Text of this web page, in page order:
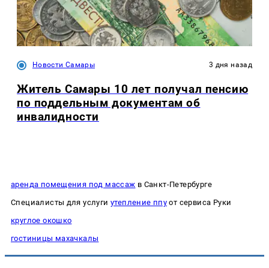
Новости Самары 3 дня назад
Житель Самары 10 лет получал пенсию
по поддельным документам об
инвалидности
аренда помещения под массаж в Санкт-Петербурге
Специалисты для услуги утепление ппу от сервиса Руки
круглое окошко
гостиницы махачкалы